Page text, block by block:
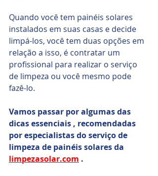
Quando você tem painéis solares
instalados em suas casas e decide
limpá-los, você tem duas opções em
relação a isso, é contratar um
profissional para realizar o serviço
de limpeza ou você mesmo pode
fazê-lo.
Vamos passar por algumas das
dicas essenciais , recomendadas
por especialistas do serviço de
limpeza de painéis solares da
limpezasolar.com .